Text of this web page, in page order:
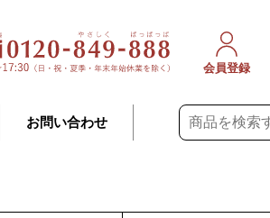
お問い合わせ
会員登録